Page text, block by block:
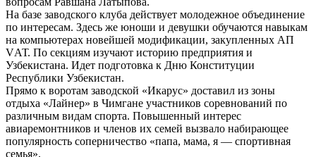
На базе заводского клуба действует молодежное объединение
по интересам. Здесь же юноши и девушки обучаются навыкам
на компьютерах новейшей модификации, закупленных АП
VАТ. По секциям изучают историю предприятия и
Узбекистана. Идет подготовка к Дню Конституции
Республики Узбекистан.
Прямо к воротам заводской «Икарус» доставил из зоны
отдыха «Лайнер» в Чимгане участников соревнований по
различным видам спорта. Повышенный интерес
авиаремонтников и членов их семей вызвало набирающее
популярность соперничество «папа, мама, я — спортивная
семья».